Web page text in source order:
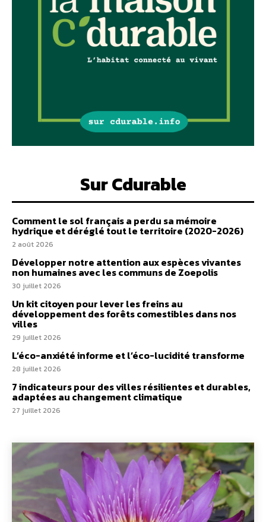
Sur Cdurable
Comment le sol français a perdu sa mémoire
hydrique et déréglé tout le territoire (2020-2026)
2 août 2026
Développer notre attention aux espèces vivantes
non humaines avec les communs de Zoepolis
30 juillet 2026
Un kit citoyen pour lever les freins au
développement des forêts comestibles dans nos
villes
29 juillet 2026
L’éco-anxiété informe et l’éco-lucidité transforme
28 juillet 2026
7 indicateurs pour des villes résilientes et durables,
adaptées au changement climatique
27 juillet 2026